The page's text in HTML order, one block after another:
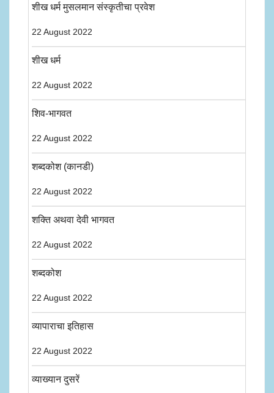
शीख धर्म मुसलमान संस्कृतीचा प्रवेश
22 August 2022
शीख धर्म
22 August 2022
शिव-भागवत
22 August 2022
शब्दकोश (कानडी)
22 August 2022
शक्ति अथवा देवी भागवत
22 August 2022
शब्दकोश
22 August 2022
व्यापाराचा इतिहास
22 August 2022
व्याख्यान दुसरें